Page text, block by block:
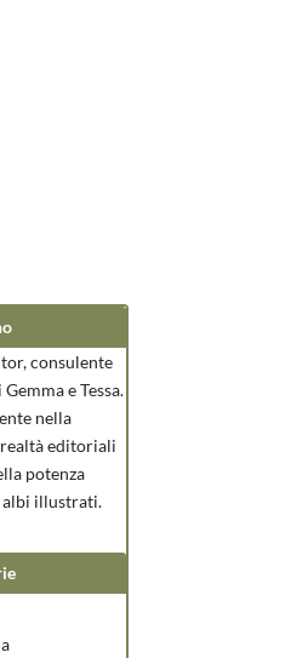
consulente
e Tessa.
nella
editoriali
potenza
albi illustrati.